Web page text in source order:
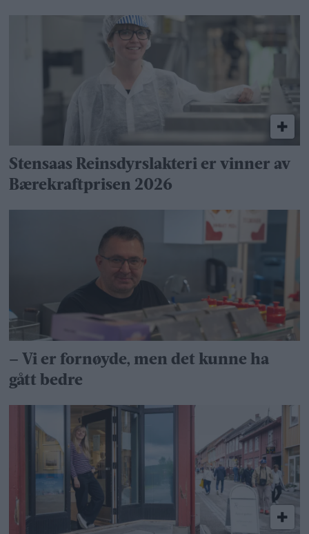
Stensaas Reinsdyrslakteri er vinner av
Bærekraftprisen 2026
– Vi er fornøyde, men det kunne ha
gått bedre